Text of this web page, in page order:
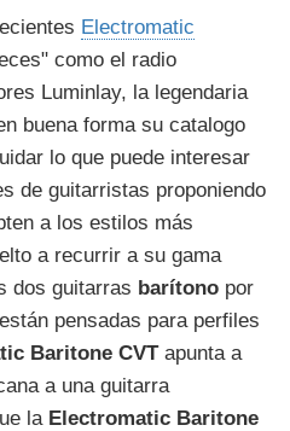
Electromatic
como el radio
Luminlay, la legendaria
buena forma su catalogo
lo que puede interesar
de guitarristas proponiendo
a los estilos más
a recurrir a su gama
dos guitarras barítono por
pensadas para perfiles
Baritone CVTapunta a
a una guitarra
la Electromatic Baritone